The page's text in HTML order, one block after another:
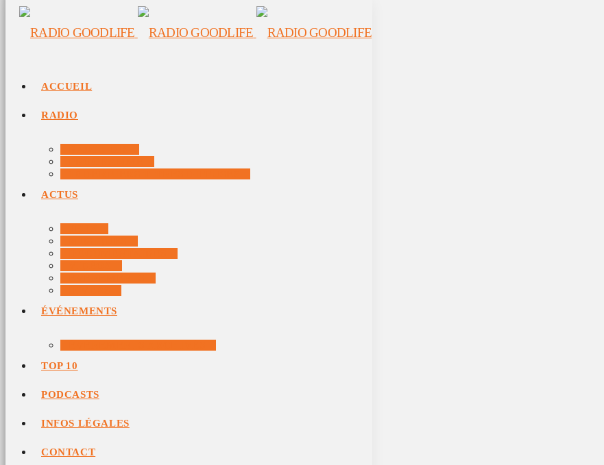
ACCUEIL
RADIO
ACTUS
ÉVÉNEMENTS
TOP 10
PODCASTS
INFOS LÉGALES
CONTACT